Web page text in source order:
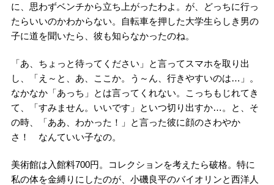
に、思わずベンチから立ち上がったわよ。が、どっちに行っ
たらいいのかわからない。自転車を押した大学生らしき男の
子に道を聞いたら、彼も知らなかったのね。
「あ、ちょっと待ってください」と言ってスマホを取り出
し、「え～と、あ、ここか。う～ん、行きやすいのは…」。
なかなか「あっち」とは言ってくれない。こっちもじれてき
て、「すみません。いいです」といつ切り出すか…。と、そ
の時、「ああ、わかった！」と言った彼に顔のさわやか
さ！ なんていい子なの。
美術館は入館料700円。コレクションを考えたら破格。特に
私の体を金縛りにしたのが、小磯良平のバイオリンと西洋人